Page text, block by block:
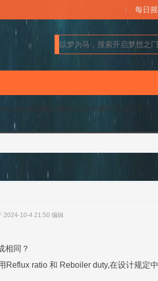
每日
plus模拟MEA吸收CO2大循环怎么打？
2024-10-4 21:50 编辑
相同？
ratio 和 Reboiler duty,在设计规定